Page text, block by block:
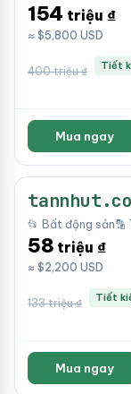
154 triệu ₫
≈ $5,800 USD
400 triệu ₫ Tiết
Mua ngay
📂 Bất động sản🔡
58 triệu ₫
≈ $2,200 USD
133 triệu ₫ Tiết
Mua ngay